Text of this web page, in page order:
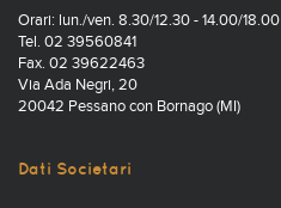
Orari: lun./ven. 8.30/12.30 - 14.00/18.00
Tel. 02 39560841
Fax. 02 39622463
Via Ada Negri, 20
20042 Pessano con Bornago (MI)
Dati Societari